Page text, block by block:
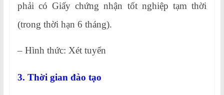
phải có Giấy chứng nhận tốt nghiệp tạm thời
(trong thời hạn 6 tháng).
– Hình thức: Xét tuyển
3. Thời gian đào tạo